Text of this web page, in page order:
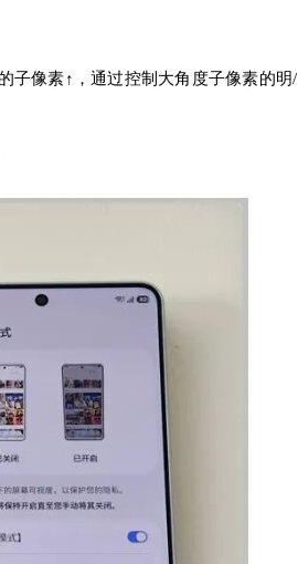
子像素↑，通过控制大角度子像素的明/